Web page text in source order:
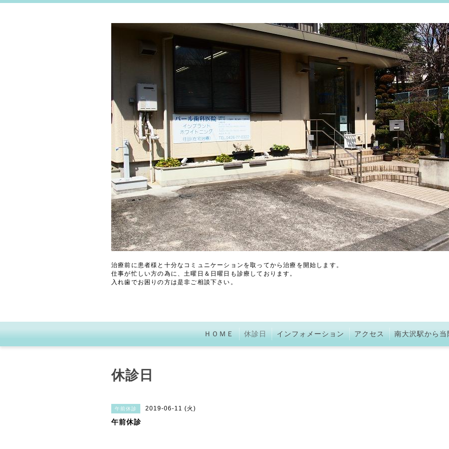
治療前に患者様と十分なコミュニケーションを取ってから治療を開始します。
仕事が忙しい方の為に、土曜日＆日曜日も診療しております。
入れ歯でお困りの方は是非ご相談下さい。
ＨＯＭＥ 休診日 インフォメーション アクセス 南大沢駅から当
休診日
午前休診 2019-06-11 (火)
午前休診